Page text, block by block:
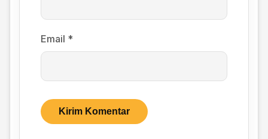
Email *